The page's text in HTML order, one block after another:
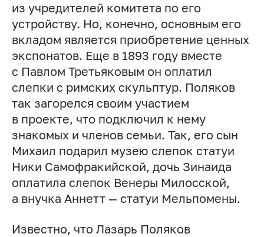
из учредителей комитета по его
устройству. Но, конечно, основным его
вкладом является приобретение ценных
экспонатов. Еще в 1893 году вместе
с Павлом Третьяковым он оплатил
слепки с римских скульптур. Поляков
так загорелся своим участием
в проекте, что подключил к нему
знакомых и членов семьи. Так, его сын
Михаил подарил музею слепок статуи
Ники Самофракийской, дочь Зинаида
оплатила слепок Венеры Милосской,
а внучка Аннетт — статуи Мельпомены.
Известно, что Лазарь Поляков